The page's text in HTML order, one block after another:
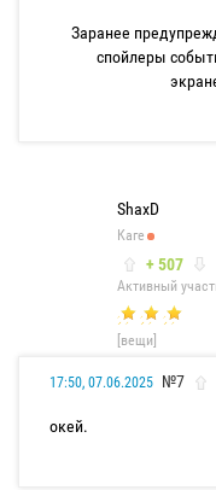
Заранее
спойлеры
ShaxD
Каге
+ 507
Активный
[вещи]
17:50, 07.06.2025 №7
окей.